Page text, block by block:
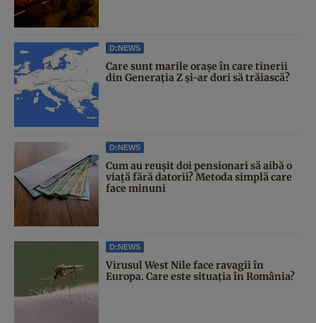
D:NEWS
Care sunt marile orașe în care tinerii
din Generația Z și-ar dori să trăiască?
D:NEWS
Cum au reușit doi pensionari să aibă o
viață fără datorii? Metoda simplă care
face minuni
D:NEWS
Virusul West Nile face ravagii în
Europa. Care este situația în România?